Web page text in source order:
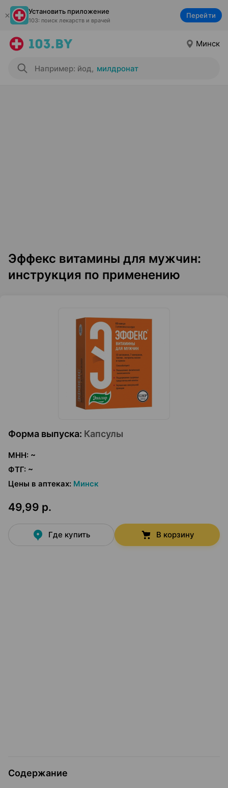
Установить приложение
103: поиск лекарств и врачей
Перейти
Минск
Например: йод, милдронат
Эффекс витамины для мужчин:
инструкция по применению
Форма выпуска: Капсулы
МНН: ~
ФТГ: ~
Цены в аптеках: Минск
49,99 р.
Где купить В корзину
Содержание